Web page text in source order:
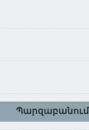
Պարզաբանում